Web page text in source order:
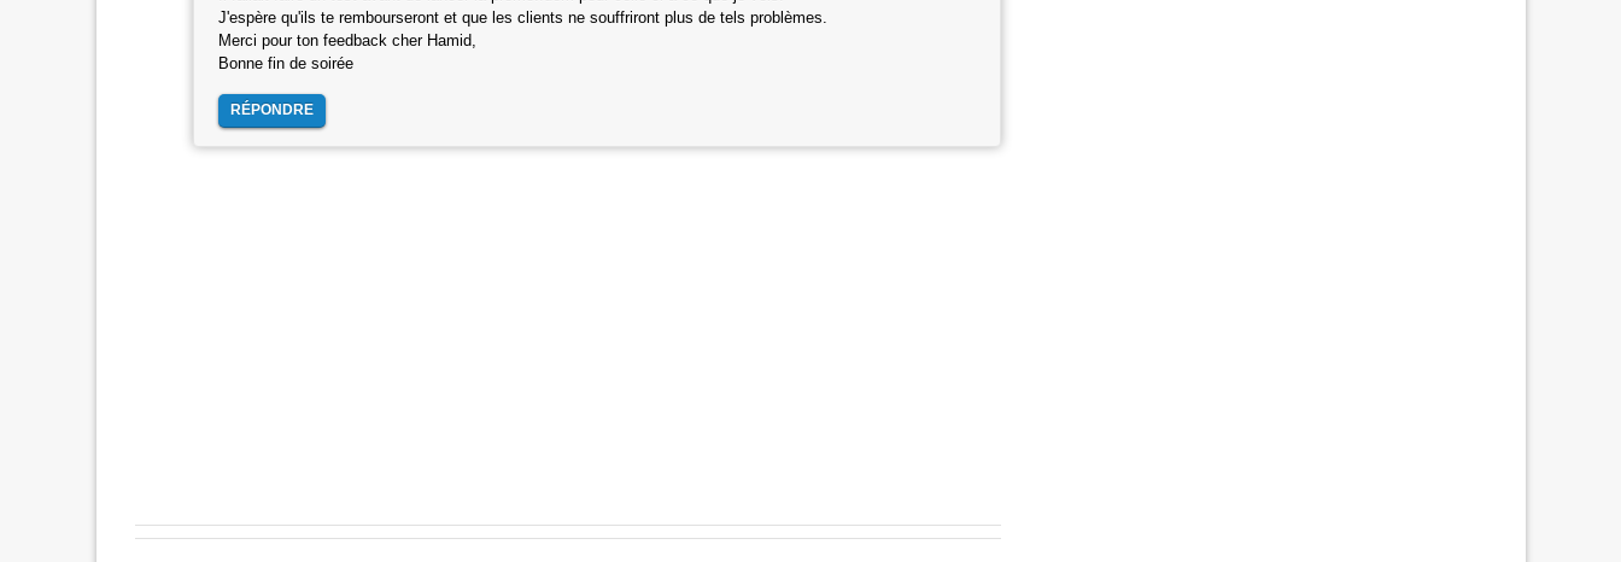
J'espère qu'ils te rembourseront et que les clients ne souffriront plus de tels problèmes.
Merci pour ton feedback cher Hamid,
Bonne fin de soirée
RÉPONDRE